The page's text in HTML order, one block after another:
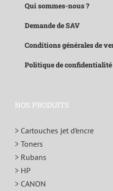
Qui sommes-nous ?
Demande de SAV
Conditions générales de
Politique de
NOS PRODUITS
> Cartouches jet d’encre
> Toners
> Rubans
> HP
> CANON